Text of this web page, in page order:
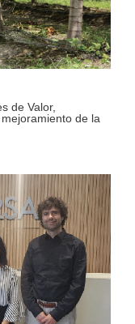
de Valor,
de la